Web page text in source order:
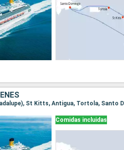
St Kitts, Antigua, Tortola, Santo
Comidas incluidas